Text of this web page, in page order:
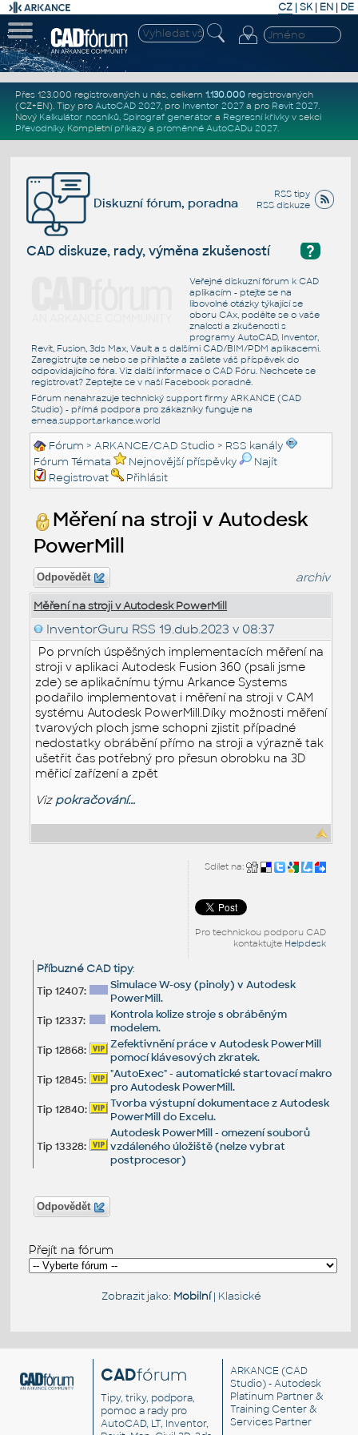
CZ | SK| EN | DE
Přes 123.000 registrovaných u nás, celkem 1.130.000registrovaných
(CZ+EN). Tipy pro AutoCAD 2027, pro Inventor 2027a pro Revit 2027.
Nový Kalkulátor nosníků, Spirograf generátor a Regresní křivkyv sekci
Převodníky. Kompletní příkazya proměnné AutoCADu 2027.
RSS tipy
RSS diskuze
Diskuzní fórum, poradna
?
CAD diskuze, rady, výměna zkušeností
Veřejné diskuzní fórum k CAD
aplikacím - ptejte se na
libovolné otázky týkající se
oboru CAx, podělte se o vaše
znalosti a zkušenosti s
programy AutoCAD, Inventor,
Revit, Fusion, 3ds Max, Vault a s dalšími CAD/BIM/PDM aplikacemi.
Zaregistrujte se nebo se přihlašte a zašlete váš příspěvek do
odpovídajícího fóra. Viz další informace o CAD Fóru. Nechcete se
registrovat? Zeptejte se v naší Facebook poradně.
Fórum nenahrazuje technický support firmy ARKANCE (CAD
Studio) - přímá podpora pro zákazníky funguje na
emea.support.arkance.world
Fórum >ARKANCE/CAD Studio > RSS kanály
Fórum Témata
Nejnovější příspěvky
Najít
Registrovat
Přihlásit
Měření na stroji v Autodesk
PowerMill
Odpovědět archiv
Měření na stroji v Autodesk PowerMill
InventorGuru RSS 19.dub.2023 v 08:37
Po prvních úspěšných implementacích měření na
stroji v aplikaci Autodesk Fusion 360 (psali jsme
zde) se aplikačnímu týmu Arkance Systems
podařilo implementovat i měření na stroji v CAM
systému Autodesk PowerMill.Díky možnosti měření
tvarových ploch jsme schopni zjistit případné
nedostatky obrábění přímo na stroji a výrazně tak
ušetřit čas potřebný pro přesun obrobku na 3D
měřicí zařízení a zpět
Viz pokračování...
Sdílet na:
Pro technickou podporu CAD
kontaktujte Helpdesk
Příbuzné CAD tipy:
Tip 12407:
Simulace W-osy (pinoly) v Autodesk
PowerMill.
Tip 12337:
Kontrola kolize stroje s obráběným
modelem.
Tip 12868:
Zefektivnění práce v Autodesk PowerMill
pomocí klávesových zkratek.
Tip 12845:
"AutoExec" - automatické startovací makro
pro Autodesk PowerMill.
Tip 12840:
Tvorba výstupní dokumentace z Autodesk
PowerMill do Excelu.
Tip 13328:
Autodesk PowerMill - omezení souborů
vzdáleného úložiště (nelze vybrat
postprocesor)
Odpovědět
Přejít na fórum
Zobrazit jako: Mobilní| Klasické
CADfórum
Tipy, triky, podpora,
pomoc a rady pro
AutoCAD, LT, Inventor,
ARKANCE (CAD
Studio) - Autodesk
Platinum Partner &
Training Center &
Services Partner